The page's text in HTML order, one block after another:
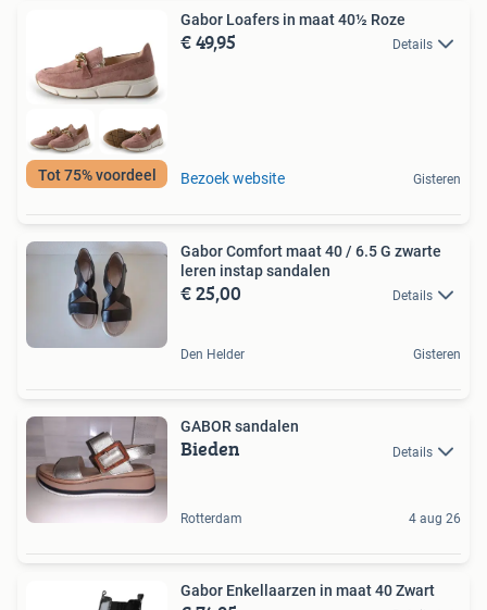
Tot 75% voordeel
Gabor Loafers in maat 40½ Roze
€ 49,95 Details
Bezoek website Gisteren
Gabor Comfort maat 40 / 6.5 G zwarte
leren instap sandalen
€ 25,00 Details
Den Helder Gisteren
GABOR sandalen
Bieden Details
Rotterdam 4 aug 26
Gabor Enkellaarzen in maat 40 Zwart